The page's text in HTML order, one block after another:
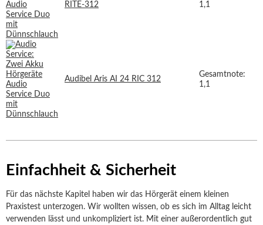
RITE-312
1,1
Audibel Aris AI 24 RIC 312
Gesamtnote:
1,1
Einfachheit & Sicherheit
Für das nächste Kapitel haben wir das Hörgerät einem kleinen
Praxistest unterzogen. Wir wollten wissen, ob es sich im Alltag leicht
verwenden lässt und unkompliziert ist. Mit einer außerordentlich gut